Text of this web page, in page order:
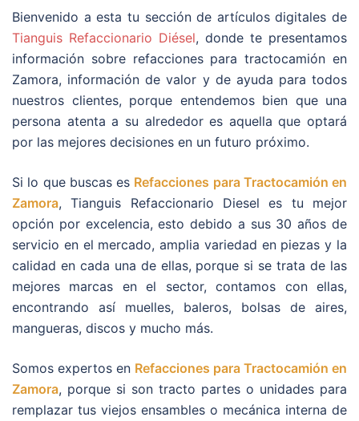
Bienvenido a esta tu sección de artículos digitales de
Tianguis Refaccionario Diésel, donde te presentamos
información sobre refacciones para tractocamión en
Zamora, información de valor y de ayuda para todos
nuestros clientes, porque entendemos bien que una
persona atenta a su alrededor es aquella que optará
por las mejores decisiones en un futuro próximo.
Si lo que buscas es Refacciones para Tractocamión en
Zamora, Tianguis Refaccionario Diesel es tu mejor
opción por excelencia, esto debido a sus 30 años de
servicio en el mercado, amplia variedad en piezas y la
calidad en cada una de ellas, porque si se trata de las
mejores marcas en el sector, contamos con ellas,
encontrando así muelles, baleros, bolsas de aires,
mangueras, discos y mucho más.
Somos expertos en Refacciones para Tractocamión en
Zamora, porque si son tracto partes o unidades para
remplazar tus viejos ensambles o mecánica interna de